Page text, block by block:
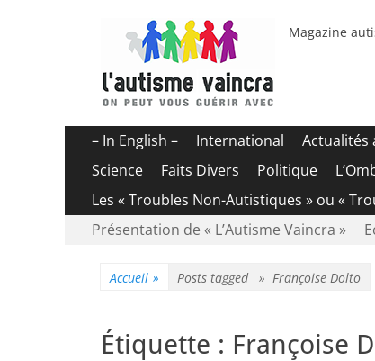
Magazine
Menu
principal
Aller
contenu
– In English – International Actualités
Science
Faits Divers Politique
Les « Troubles Non-Autistiques » ou «
Menu
Aller
Présentation de « L’Autisme Vaincra »
Accueil » Posts tagged » Françoise Dolto
Étiquette : Françoise